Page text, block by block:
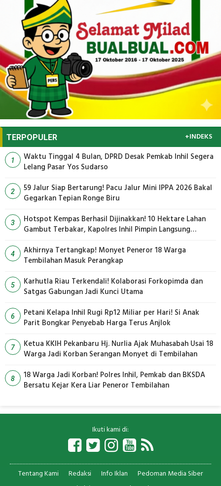
TERPOPULER +INDEKS
1
Waktu Tinggal 4 Bulan, DPRD Desak Pemkab Inhil Segera
Lelang Pasar Yos Sudarso
2
59 Jalur Siap Bertarung! Pacu Jalur Mini IPPA 2026 Bakal
Gegarkan Tepian Ronge Biru
3
Hotspot Kempas Berhasil Dijinakkan! 10 Hektare Lahan
Gambut Terbakar, Kapolres Inhil Pimpin Langsung
4
Akhirnya Tertangkap! Monyet Peneror 18 Warga
Tembilahan Masuk Perangkap
5
Karhutla Riau Terkendali! Kolaborasi Forkopimda dan
Satgas Gabungan Jadi Kunci Utama
6
Petani Kelapa Inhil Rugi Rp12 Miliar per Hari! Si Anak
Parit Bongkar Penyebab Harga Terus Anjlok
7
Ketua KKIH Pekanbaru Hj. Nurlia Ajak Muhasabah Usai 18
Warga Jadi Korban Serangan Monyet di Tembilahan
8
18 Warga Jadi Korban! Polres Inhil, Pemkab dan BKSDA
Bersatu Kejar Kera Liar Peneror Tembilahan
Ikuti kami di:
Tentang Kami Redaksi Info Iklan
Pedoman Media Siber